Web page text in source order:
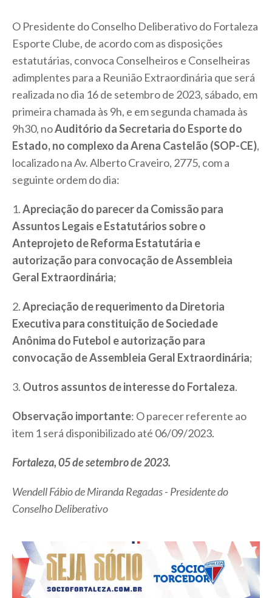
O Presidente do Conselho Deliberativo do Fortaleza
Esporte Clube, de acordo com as disposições
estatutárias, convoca Conselheiros e Conselheiras
adimplentes para a Reunião Extraordinária que será
realizada no dia 16 de setembro de 2023, sábado, em
primeira chamada às 9h, e em segunda chamada às
9h30, noAuditório da Secretaria do Esporte do
Estado, no complexo da Arena Castelão (SOP-CE),
localizado na Av. Alberto Craveiro, 2775, com a
seguinte ordem do dia:
1.Apreciação do parecer da Comissão para
Assuntos Legais e Estatutários sobre o
Anteprojeto de Reforma Estatutária e
autorização para convocação de Assembleia
Geral Extraordinária;
2.Apreciação de requerimento da Diretoria
Executiva para constituição de Sociedade
Anônima do Futebol e autorização para
convocação de Assembleia Geral Extraordinária;
3. Outros assuntos de interesse do Fortaleza.
Observação importante: O parecer referente ao
item 1 será disponibilizado até 06/09/2023.
Fortaleza, 05 de setembro de 2023.
Wendell Fábio de Miranda Regadas - Presidente do
Conselho Deliberativo